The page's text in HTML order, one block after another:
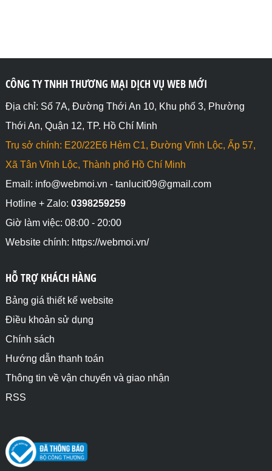
CÔNG TY TNHH THƯƠNG MẠI DỊCH VỤ WEB MỚI
Địa chỉ: Số 7A, Đường Thới An 10, Khu phố 3, Phường
Thới An, Quận 12, TP. Hồ Chí Minh
Trụ sở chính: E20/22E6 Hẻm C1, Đường Vĩnh Lộc, Ấp 57,
Xã Tân Vĩnh Lộc, Thành phố Hồ Chí Minh
Email: info@webmoi.vn - tanlucit09@gmail.com
Hotline + Zalo: 0398259259
Giờ làm việc: 08:00 - 20:00
Website chính: https://webmoi.vn/
HỖ TRỢ KHÁCH HÀNG
Bảng giá thiết kế website
Điều khoản sử dụng
Chính sách
Hướng dẫn thanh toán
Thông tin về vận chuyển và giao nhận
RSS